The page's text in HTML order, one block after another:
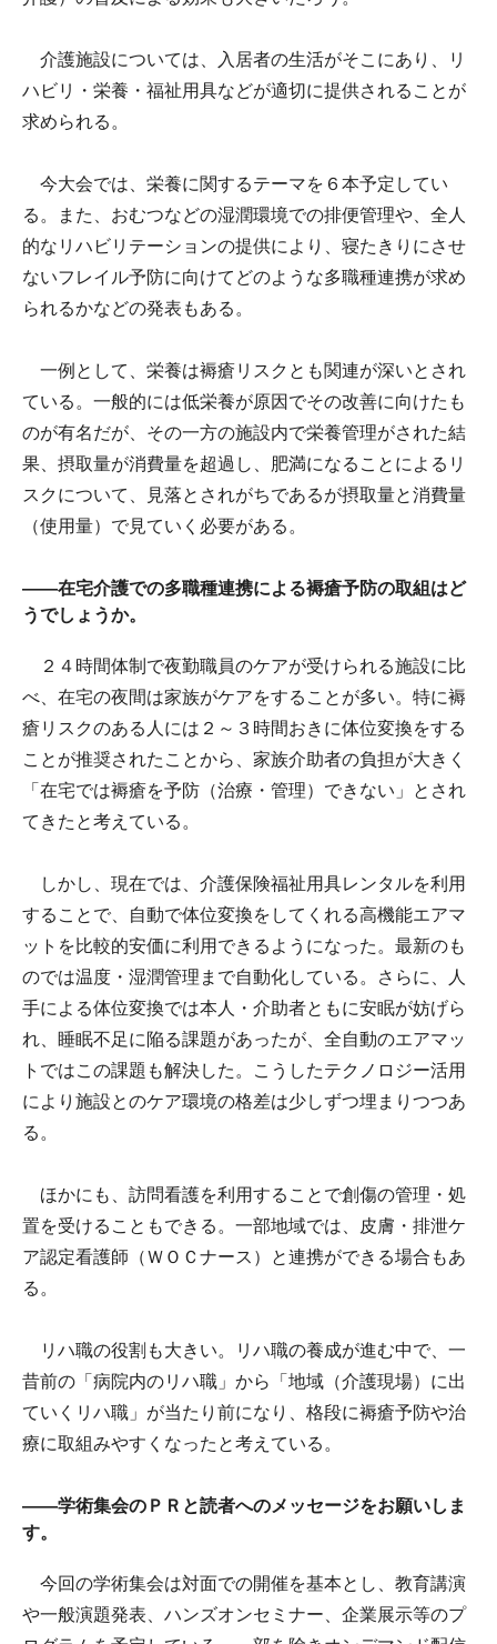
介護施設については、入居者の生活がそこにあり、リ
ハビリ・栄養・福祉用具などが適切に提供されることが
求められる。
今大会では、栄養に関するテーマを６本予定してい
る。また、おむつなどの湿潤環境での排便管理や、全人
的なリハビリテーションの提供により、寝たきりにさせ
ないフレイル予防に向けてどのような多職種連携が求め
られるかなどの発表もある。
一例として、栄養は褥瘡リスクとも関連が深いとされ
ている。一般的には低栄養が原因でその改善に向けたも
のが有名だが、その一方の施設内で栄養管理がされた結
果、摂取量が消費量を超過し、肥満になることによるリ
スクについて、見落とされがちであるが摂取量と消費量
（使用量）で見ていく必要がある。
――在宅介護での多職種連携による褥瘡予防の取組はど
うでしょうか。
２４時間体制で夜勤職員のケアが受けられる施設に比
べ、在宅の夜間は家族がケアをすることが多い。特に褥
瘡リスクのある人には２～３時間おきに体位変換をする
ことが推奨されたことから、家族介助者の負担が大きく
「在宅では褥瘡を予防（治療・管理）できない」とされ
てきたと考えている。
しかし、現在では、介護保険福祉用具レンタルを利用
することで、自動で体位変換をしてくれる高機能エアマ
ットを比較的安価に利用できるようになった。最新のも
のでは温度・湿潤管理まで自動化している。さらに、人
手による体位変換では本人・介助者ともに安眠が妨げら
れ、睡眠不足に陥る課題があったが、全自動のエアマッ
トではこの課題も解決した。こうしたテクノロジー活用
により施設とのケア環境の格差は少しずつ埋まりつつあ
る。
ほかにも、訪問看護を利用することで創傷の管理・処
置を受けることもできる。一部地域では、皮膚・排泄ケ
ア認定看護師（ＷＯＣナース）と連携ができる場合もあ
る。
リハ職の役割も大きい。リハ職の養成が進む中で、一
昔前の「病院内のリハ職」から「地域（介護現場）に出
ていくリハ職」が当たり前になり、格段に褥瘡予防や治
療に取組みやすくなったと考えている。
――学術集会のＰＲと読者へのメッセージをお願いしま
す。
今回の学術集会は対面での開催を基本とし、教育講演
や一般演題発表、ハンズオンセミナー、企業展示等のプ